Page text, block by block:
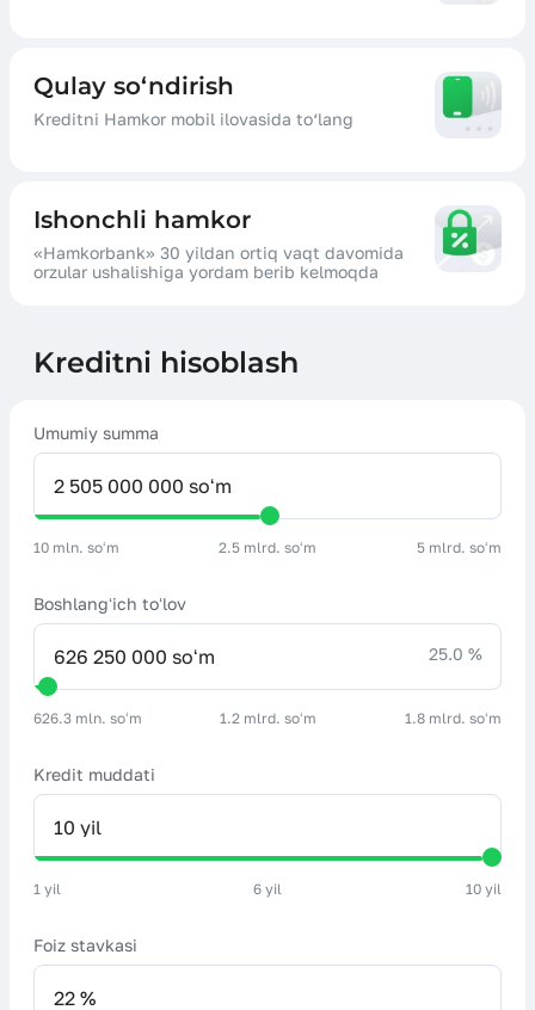
Qulay so‘ndirish
Kreditni Hamkor mobil ilovasida to‘lang
Ishonchli hamkor
«Hamkorbank» 30 yildan ortiq vaqt davomida
orzular ushalishiga yordam berib kelmoqda
Kreditni hisoblash
Umumiy summa
10 mln. soʻm 2.5 mlrd. soʻm 5 mlrd. soʻm
Boshlangʻich toʻlov
25.0 %
626.3 mln. soʻm 1.2 mlrd. soʻm 1.8 mlrd. soʻm
Kredit muddati
1 yil 6 yil 10 yil
Foiz stavkasi